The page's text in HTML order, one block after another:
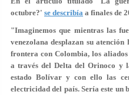
octubre?' se describía a finales de
"Imaginemos que mientras las
venezolana desplazan su
frontera con Colombia, los
a través del Delta del Orinoco y
estado Bolívar y con ello las
electricidad del país. Sería este